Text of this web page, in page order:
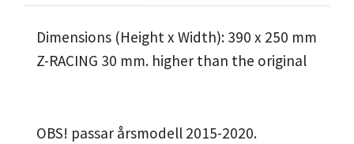
Dimensions (Height x Width): 390 x 250 mm
Z-RACING 30 mm. higher than the original
OBS! passar årsmodell 2015-2020.